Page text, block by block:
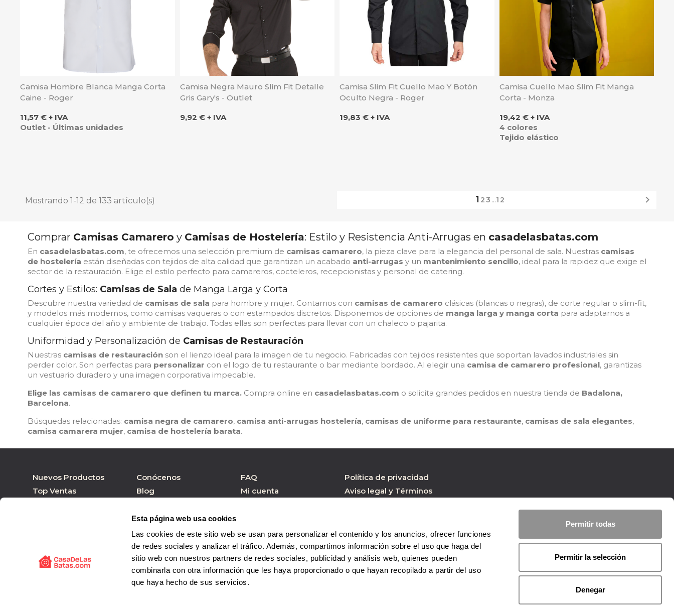
Esta página web usa cookies
Las cookies de este sitio web se usan para personalizar el contenido y los anuncios, ofrecer funciones
de redes sociales y analizar el tráfico. Además, compartimos información sobre el uso que haga del
sitio web con nuestros partners de redes sociales, publicidad y análisis web, quienes pueden
combinarla con otra información que les haya proporcionado o que hayan recopilado a partir del uso
que haya hecho de sus servicios.
Permitir todas
Permitir la selección
Denegar
Camisa Hombre Blanca Manga Corta
Caine - Roger
Precio
11,57 € + IVA
Outlet - Últimas unidades
Camisa Negra Mauro Slim Fit Detalle
Gris Gary's - Outlet
Precio
9,92 € + IVA
Camisa Slim Fit Cuello Mao Y Botón
Oculto Negra - Roger
Precio
19,83 € + IVA
Camisa Cuello Mao Slim Fit Manga
Corta - Monza
Precio
19,42 € + IVA
4 colores
Tejido elástico
Mostrando 1-12 de 133 artículo(s) 1 23 …12 
Comprar Camisas Camarero y Camisas de Hostelería: Estilo y Resistencia Anti-Arrugas en casadelasbatas.com
En casadelasbatas.com, te ofrecemos una selección premium de camisas camarero, la pieza clave para la elegancia del personal de sala. Nuestras camisas
de hostelería están diseñadas con tejidos de alta calidad que garantizan un acabado anti-arrugas y un mantenimiento sencillo, ideal para la rapidez que exige el
sector de la restauración. Elige el estilo perfecto para camareros, cocteleros, recepcionistas y personal de catering.
Cortes y Estilos: Camisas de Sala de Manga Larga y Corta
Descubre nuestra variedad de camisas de sala para hombre y mujer. Contamos con camisas de camarero clásicas (blancas o negras), de corte regular o slim-fit,
y modelos más modernos, como camisas vaqueras o con estampados discretos. Disponemos de opciones de manga larga y manga corta para adaptarnos a
cualquier época del año y ambiente de trabajo. Todas ellas son perfectas para llevar con un chaleco o pajarita.
Uniformidad y Personalización de Camisas de Restauración
Nuestras camisas de restauración son el lienzo ideal para la imagen de tu negocio. Fabricadas con tejidos resistentes que soportan lavados industriales sin
perder color. Son perfectas para personalizar con el logo de tu restaurante o bar mediante bordado. Al elegir una camisa de camarero profesional, garantizas
un vestuario duradero y una imagen corporativa impecable.
Elige las camisas de camarero que definen tu marca. Compra online en casadelasbatas.com o solicita grandes pedidos en nuestra tienda de Badalona,
Barcelona.
Búsquedas relacionadas: camisa negra de camarero, camisa anti-arrugas hostelería, camisas de uniforme para restaurante, camisas de sala elegantes,
camisa camarera mujer, camisa de hostelería barata.
Nuevos Productos
Top Ventas
Conócenos
Blog
Tienda física
FAQ
Mi cuenta
Política de privacidad
Aviso legal y Términos
Condiciones de
Compra